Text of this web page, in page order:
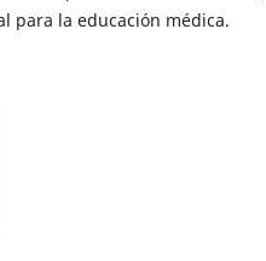
para la educación médica.